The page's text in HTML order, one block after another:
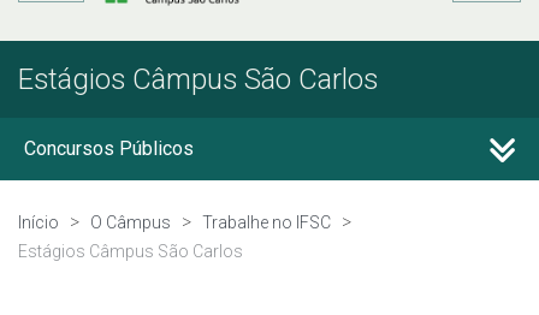
Estágios Câmpus São Carlos
Concursos Públicos
Contratações Temporárias
Início O Câmpus
Trabalhe no IFSC
Estágios Câmpus São Carlos